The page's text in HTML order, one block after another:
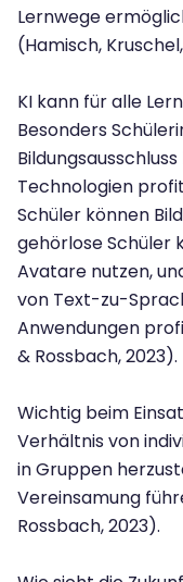
Lernwege
(Hamisch,
KI kann für alle
Besonders
Technologien
Schüler können
gehörlose Schüler
Avatare nutzen,
von Text-zu-
Anwendungen
& Rossbach, 2023).
Wichtig beim
Verhältnis von
in Gruppen
Vereinsamung
Rossbach, 2023).